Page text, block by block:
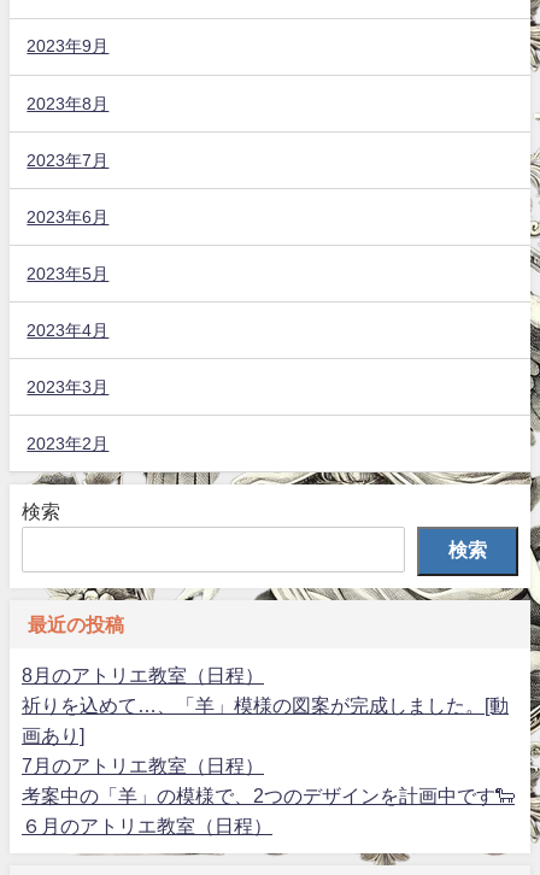
2023年9月
2023年8月
2023年7月
2023年6月
2023年5月
2023年4月
2023年3月
2023年2月
検索
検索
最近の投稿
8月のアトリエ教室（日程）
祈りを込めて…、「羊」模様の図案が完成しました。[動
画あり]
7月のアトリエ教室（日程）
考案中の「羊」の模様で、2つのデザインを計画中です🐑
６月のアトリエ教室（日程）